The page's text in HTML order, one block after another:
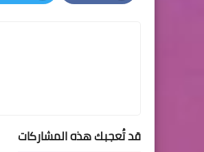
Facebook
Twitter
قد تُعجبك هذه المشاركات